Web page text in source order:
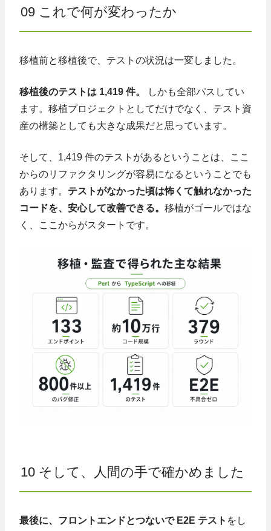
09 これで何が変わったか
移植前と移植後で、テストの状況は一変しました。
移植後のテストは 1,419 件。
しかも全部パスしてい
ます。移植プロジェクトとしてだけでなく、テスト資
産の構築としても大きな成果だと思っています。
そして、1,419 件のテストがあるということは、ここ
からのリファクタリングが容易になるということでも
あります。 テストがなかった頃は怖くて触れなかった
コードを、安心して改善できる。 移植がゴールではな
く、ここからがスタートです。
10 そして、人間の手で確かめました
最後に、フロントエンドとつないで E2E テスト をし